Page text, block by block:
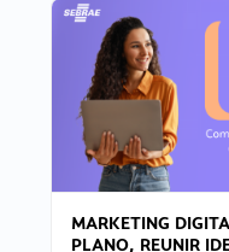
MARKETING
PLANO, REUNIR